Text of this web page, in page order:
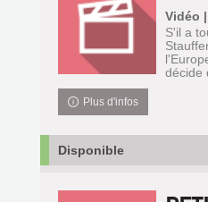
Vidéo
S'il a
décide
Plus d'infos
Disponible